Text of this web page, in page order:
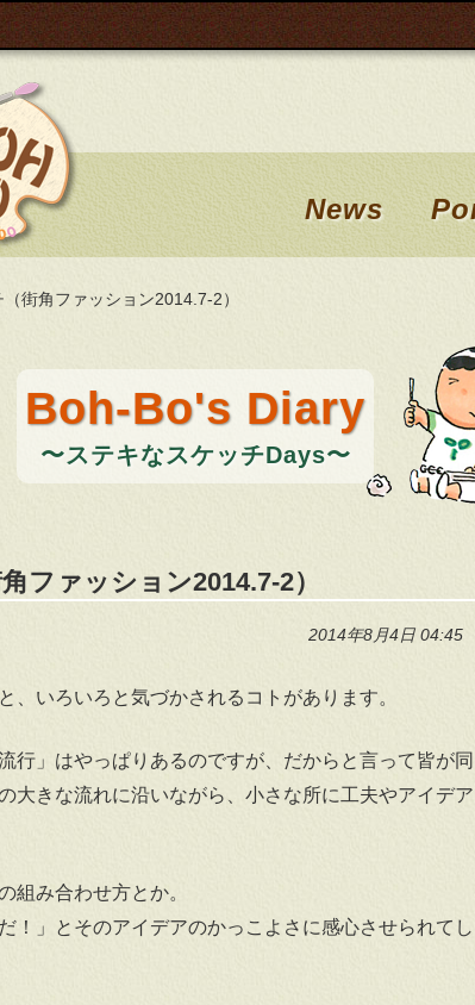
News
街角ファッション2014.7-2）
Boh-Bo's Diary
〜ステキなスケッチDays〜
ファッション2014.7-2）
2014年8月4日 04:45
、いろいろと気づかされるコトがあります。
行」はやっぱりあるのですが、だからと言って皆が
大きな流れに沿いながら、小さな所に工夫やアイデ
組み合わせ方とか。
！」とそのアイデアのかっこよさに感心させられて